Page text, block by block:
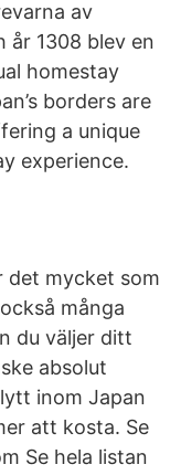
av
1308 blev en
homestay
borders are
a unique
experience.
det mycket som
många
du väljer ditt
absolut
inom Japan
att kosta. Se
Se hela listan